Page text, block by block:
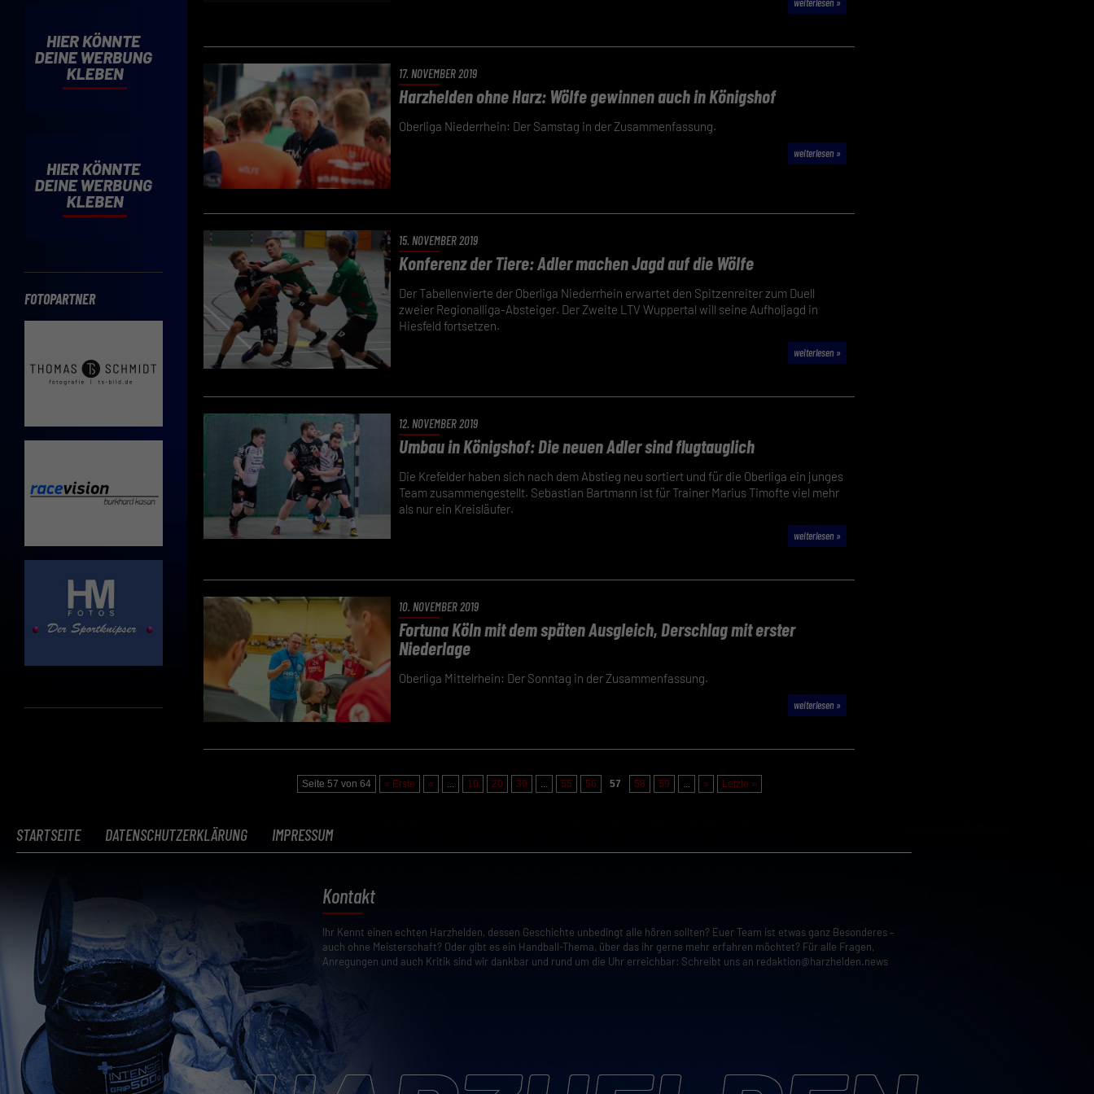
FOTOPARTNER
weiterlesen »
17. NOVEMBER 2019
Harzhelden ohne Harz: Wölfe gewinnen auch in Königshof
Oberliga Niederrhein: Der Samstag in der Zusammenfassung.
weiterlesen »
15. NOVEMBER 2019
Konferenz der Tiere: Adler machen Jagd auf die Wölfe
Der Tabellenvierte der Oberliga Niederrhein erwartet den Spitzenreiter zum Duell
zweier Regionalliga-Absteiger. Der Zweite LTV Wuppertal will seine Aufholjagd in
Hiesfeld fortsetzen.
weiterlesen »
12. NOVEMBER 2019
Umbau in Königshof: Die neuen Adler sind flugtauglich
Die Krefelder haben sich nach dem Abstieg neu sortiert und für die Oberliga ein junges
Team zusammengestellt. Sebastian Bartmann ist für Trainer Marius Timofte viel mehr
als nur ein Kreisläufer.
weiterlesen »
10. NOVEMBER 2019
Fortuna Köln mit dem späten Ausgleich, Derschlag mit erster
Niederlage
Oberliga Mittelrhein: Der Sonntag in der Zusammenfassung.
weiterlesen »
Seite 57 von 64 « Erste « ... 10 20 30 ... 55 56 57 58 59 ... » Letzte »
STARTSEITE DATENSCHUTZERKLÄRUNG IMPRESSUM
Kontakt
Ihr Kennt einen echten Harzhelden, dessen Geschichte unbedingt alle hören sollten? Euer Team ist etwas ganz Besonderes –
auch ohne Meisterschaft? Oder gibt es ein Handball-Thema, über das ihr gerne mehr erfahren möchtet? Für alle Fragen,
Anregungen und auch Kritik sind wir dankbar und rund um die Uhr erreichbar: Schreibt uns an redaktion@harzhelden.news
Wenn du unter 16 Jahre alt bist und deine Zustimmung zu freiwilligen Diensten geben
möchtest, musst du deine Erziehungsberechtigten um Erlaubnis bitten.
Hier finden Sie eine Übersicht über alle verwendeten Cookies. Sie können Ihre
Einwilligung zu ganzen Kategorien geben oder sich weitere Informationen anzeigen
lassen und so nur bestimmte Cookies auswählen.
Speichern
Essenziell (2)
Essenzielle Cookies ermöglichen grundlegende Funktionen und sind für die einwandfreie
Funktion der Website erforderlich.
Datenschutzerklärung